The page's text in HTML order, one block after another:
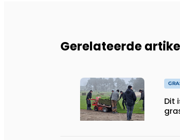
Gerelateerde
Dit